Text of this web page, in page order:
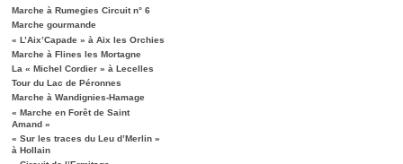
Marche à Rumegies Circuit n° 6
Marche gourmande
« L’Aix’Capade » à Aix les Orchies
Marche à Flines les Mortagne
La « Michel Cordier » à Lecelles
Tour du Lac de Péronnes
Marche à Wandignies-Hamage
« Marche en Forêt de Saint
Amand »
« Sur les traces du Leu d’Merlin »
à Hollain